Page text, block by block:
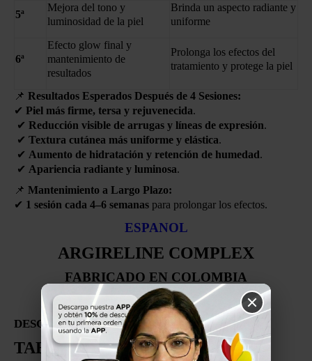
5ª
Mejora del tono y
luminosidad de la piel
Brinda un aspecto radiante y
uniforme
6ª
Efecto glow final y
mantenimiento de
resultados
Prolonga los efectos del
tratamiento y protege la piel
📌 Resultados Esperados Después de 4 Sesiones:
✔ Piel más firme, tersa y rejuvenecida.
✔ Reducción visible de arrugas y líneas de expresión.
✔ Textura cutánea más uniforme y elástica.
✔ Aumento de hidratación y retención de humedad.
✔ Apariencia radiante y luminosa.
📌 Mantenimiento a Largo Plazo:
✔ 1 sesión cada 4–6 semanas para prolongar los efectos.
ESPANOL
ARGIRELINE COMPLEX
FABRICADO EN COLOMBIA
Por Denova
DESCRIPCIÓN:
TABLE OF CONTENTS